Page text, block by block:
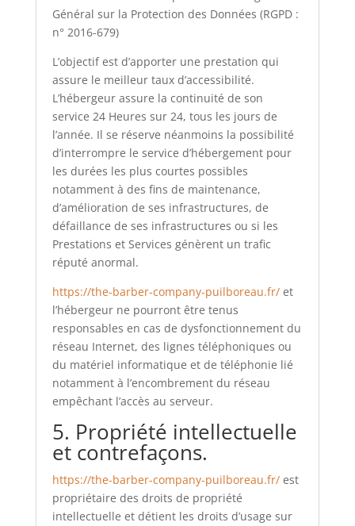
Général sur la Protection des Données (RGPD :
n° 2016-679)
L’objectif est d’apporter une prestation qui
assure le meilleur taux d’accessibilité.
L’hébergeur assure la continuité de son
service 24 Heures sur 24, tous les jours de
l’année. Il se réserve néanmoins la possibilité
d’interrompre le service d’hébergement pour
les durées les plus courtes possibles
notamment à des fins de maintenance,
d’amélioration de ses infrastructures, de
défaillance de ses infrastructures ou si les
Prestations et Services génèrent un trafic
réputé anormal.
https://the-barber-company-puilboreau.fr/et
l’hébergeur ne pourront être tenus
responsables en cas de dysfonctionnement du
réseau Internet, des lignes téléphoniques ou
du matériel informatique et de téléphonie lié
notamment à l’encombrement du réseau
empêchant l’accès au serveur.
5. Propriété intellectuelle
et contrefaçons.
https://the-barber-company-puilboreau.fr/est
propriétaire des droits de propriété
intellectuelle et détient les droits d’usage sur